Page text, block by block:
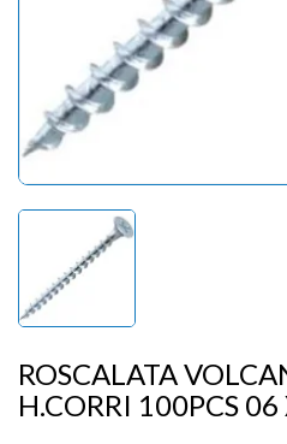
ROSCALATA
H.CORRI 100PCS